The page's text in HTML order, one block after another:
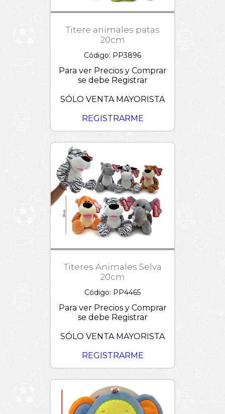
Titere animales patas
20cm
Código: PP3896
Para ver Precios y Comprar
se debe Registrar
SÓLO VENTA MAYORISTA
REGISTRARME
Titeres Animales Selva
20cm
Código: PP4465
Para ver Precios y Comprar
se debe Registrar
SÓLO VENTA MAYORISTA
REGISTRARME